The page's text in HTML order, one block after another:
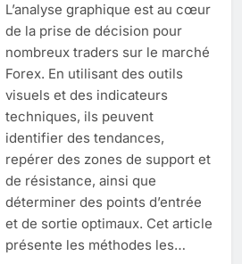
L’analyse graphique est au cœur
de la prise de décision pour
nombreux traders sur le marché
Forex. En utilisant des outils
visuels et des indicateurs
techniques, ils peuvent
identifier des tendances,
repérer des zones de support et
de résistance, ainsi que
déterminer des points d’entrée
et de sortie optimaux. Cet article
présente les méthodes les…